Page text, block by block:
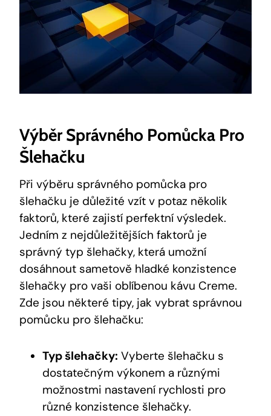
Výběr Správného Pomůcka Pro
Šlehačku
Při výběru správného pomůcka pro
šlehačku je důležité vzít v potaz několik
faktorů, které zajistí perfektní výsledek.
Jedním z nejdůležitějších faktorů je
správný typ šlehačky, která umožní
dosáhnout sametově hladké konzistence
šlehačky pro vaši oblíbenou kávu Creme.
Zde jsou některé tipy, jak vybrat správnou
pomůcku pro šlehačku:
Typ šlehačky: Vyberte šlehačku s
dostatečným výkonem a různými
možnostmi nastavení rychlosti pro
různé konzistence šlehačky.